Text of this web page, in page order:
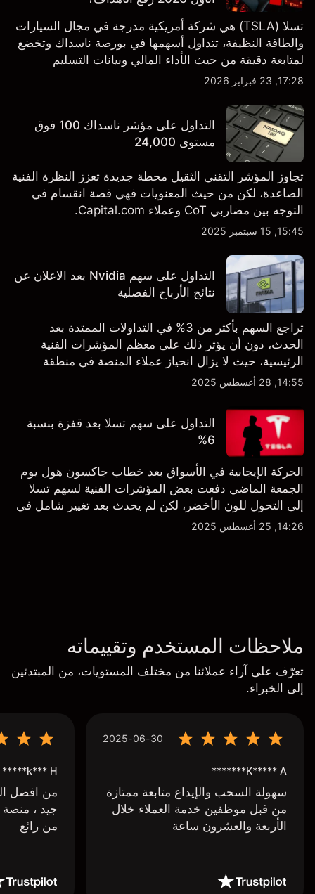
تسلا (TSLA) هي شركة أمريكية مدرجة في مجال السيارات
والطاقة النظيفة، تتداول أسهمها في بورصة ناسداك وتخضع
لمتابعة دقيقة من حيث الأداء المالي وبيانات التسليم
والتطورات في التكنولوجيا والتصنيع. استكشف أهداف أسعار
17:28, 23 فبراير 2026
التداول على مؤشر ناسداك 100 فوق
مستوى 24,000
تجاوز المؤشر التقني الثقيل محطة جديدة تعزز النظرة الفنية
الصاعدة، لكن من حيث المعنويات فهي قصة انقسام في
التوجه بين مضاربي CoT وعملاء Capital.com.
15:45, 15 سبتمبر 2025
التداول على سهم Nvidia بعد الاعلان عن
نتائج الأرباح الفصلية
تراجع السهم بأكثر من 3% في التداولات الممتدة بعد
الحدث، دون أن يؤثر ذلك على معظم المؤشرات الفنية
الرئيسية، حيث لا يزال انحياز عملاء المنصة في منطقة
الشراء المفرط.
14:55, 28 أغسطس 2025
التداول على سهم تسلا بعد قفزة بنسبة
6%
الحركة الإيجابية في الأسواق بعد خطاب جاكسون هول يوم
الجمعة الماضي دفعت بعض المؤشرات الفنية لسهم تسلا
إلى التحول للون الأخضر، لكن لم يحدث بعد تغيير شامل في
النظرة الفنية سواء على الإطار اليومي أو الأسبوعي.
14:26, 25 أغسطس 2025
ملاحظات المستخدم وتقييماته
تعرّف على آراء عملائنا من مختلف المستويات، من المبتدئين
إلى الخبراء.
2025-06-30
K***** A*******
سهولة السحب والإيداع متابعة ممتازة
من قبل موظفين خدمة العملاء خلال
الأربعة والعشرون ساعة
k*** H*****
من افضل
جيد ،
من رائع